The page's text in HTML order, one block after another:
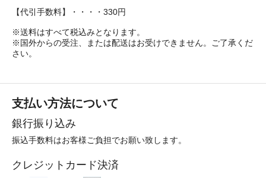
【代引手数料】・・・・330円
※送料はすべて税込みとなります。
※国外からの受注、または配送はお受けできません。ご了承くだ
さい。
支払い方法について
銀行振り込み
振込手数料はお客様ご負担でお願い致します。
クレジットカード決済